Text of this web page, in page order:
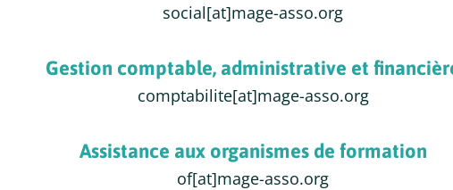
social[at]mage-asso.org
Gestion comptable, administrative et
comptabilite[at]mage-asso.org
Assistance aux organismes de formation
of[at]mage-asso.org